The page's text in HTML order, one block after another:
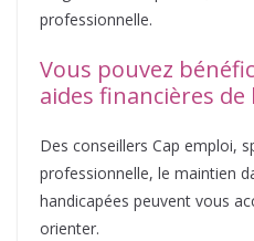
professionnelle.
Vous pouvez
aides financières de
Des conseillers Cap emploi,
professionnelle, le maintien
handicapées peuvent vous
orienter.